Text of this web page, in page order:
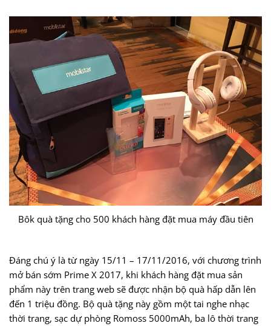
Bôk quà tặng cho 500 khách hàng đặt mua máy đầu tiên
Đáng chú ý là từ ngày 15/11 – 17/11/2016, với chương trình
mở bán sớm Prime X 2017, khi khách hàng đặt mua sản
phẩm này trên trang web sẽ được nhận bộ quà hấp dẫn lên
đến 1 triệu đồng. Bộ quà tặng này gồm một tai nghe nhạc
thời trang, sạc dự phòng Romoss 5000mAh, ba lô thời trang